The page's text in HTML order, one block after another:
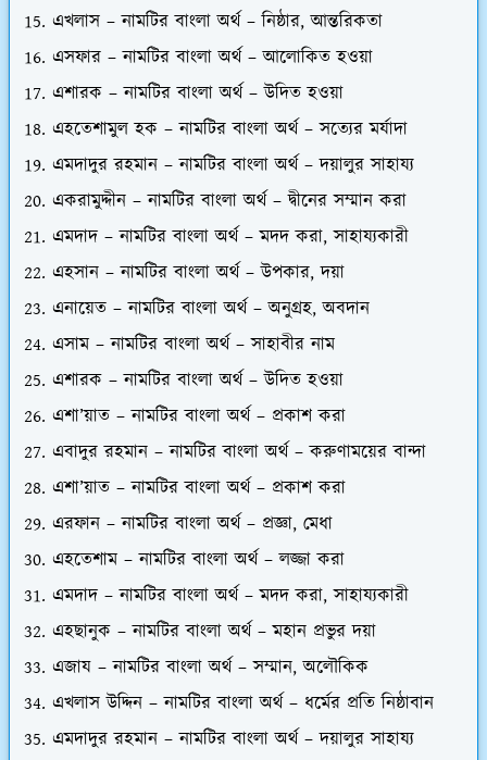
এখলাস – নামটির বাংলা অর্থ – নিষ্ঠার, আন্তরিকতা
এসফার – নামটির বাংলা অর্থ – আলোকিত হওয়া
এশারক – নামটির বাংলা অর্থ – উদিত হওয়া
এহতেশামুল হক – নামটির বাংলা অর্থ – সত্যের মর্যাদা
এমদাদুর রহমান – নামটির বাংলা অর্থ – দয়ালুর সাহায্য
একরামুদ্দীন – নামটির বাংলা অর্থ – দ্বীনের সম্মান করা
এমদাদ – নামটির বাংলা অর্থ – মদদ করা, সাহায্যকারী
এহসান – নামটির বাংলা অর্থ – উপকার, দয়া
এনায়েত – নামটির বাংলা অর্থ – অনুগ্রহ, অবদান
এসাম – নামটির বাংলা অর্থ – সাহাবীর নাম
এশারক – নামটির বাংলা অর্থ – উদিত হওয়া
এশা’য়াত – নামটির বাংলা অর্থ – প্রকাশ করা
এবাদুর রহমান – নামটির বাংলা অর্থ – করুণাময়ের বান্দা
এশা’য়াত – নামটির বাংলা অর্থ – প্রকাশ করা
এরফান – নামটির বাংলা অর্থ – প্রজ্ঞা, মেধা
এহতেশাম – নামটির বাংলা অর্থ – লজ্জা করা
এমদাদ – নামটির বাংলা অর্থ – মদদ করা, সাহায্যকারী
এহছানুক – নামটির বাংলা অর্থ – মহান প্রভুর দয়া
এজায – নামটির বাংলা অর্থ – সম্মান, অলৌকিক
এখলাস উদ্দিন – নামটির বাংলা অর্থ – ধর্মের প্রতি নিষ্ঠাবান
এমদাদুর রহমান – নামটির বাংলা অর্থ – দয়ালুর সাহায্য